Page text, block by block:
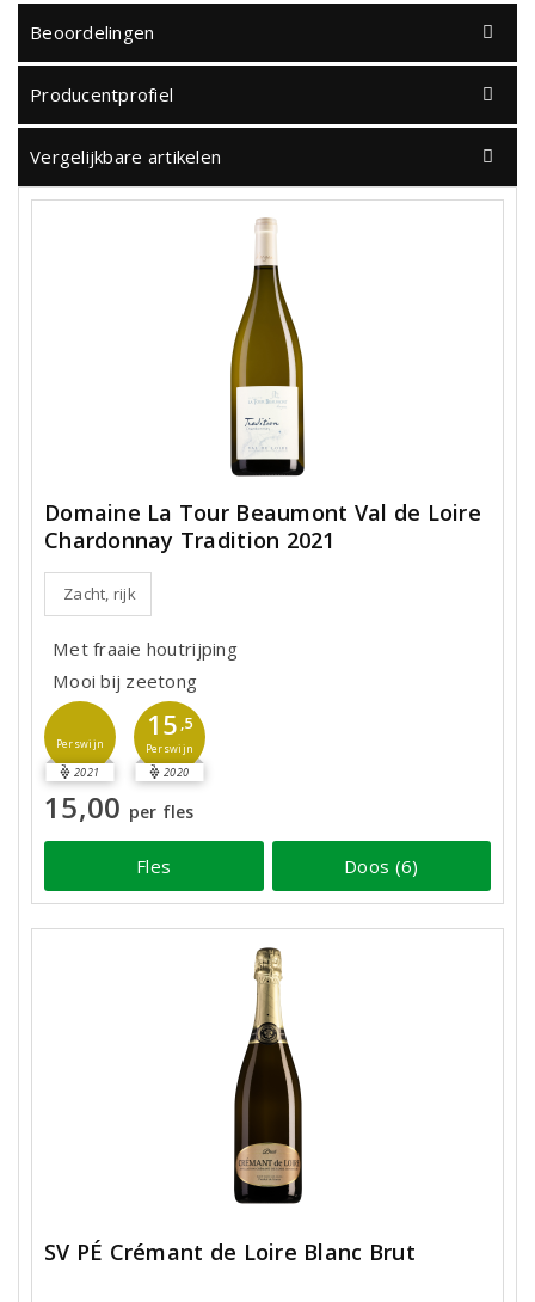
Beoordelingen
Producentprofiel
Vergelijkbare artikelen
Domaine La Tour Beaumont Val de Loire
Chardonnay Tradition 2021
Zacht, rijk
Met fraaie houtrijping
Mooi bij zeetong
Perswijn
2021
15 ,5
Perswijn
2020
15,00 per fles
Fles Doos (6)
SV PÉ Crémant de Loire Blanc Brut